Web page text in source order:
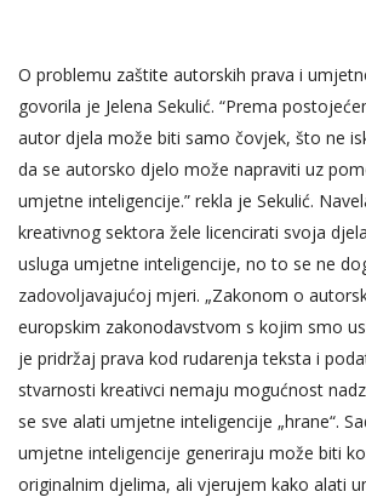
O problemu zaštite autorskih prava i
govorila je Jelena Sekulić. “Prema
autor djela može biti samo čovjek, što ne
da se autorsko djelo može napraviti uz
umjetne inteligencije.” rekla je Sekulić.
kreativnog sektora žele licencirati svoja
usluga umjetne inteligencije, no to se ne
zadovoljavajućoj mjeri. „Zakonom o
europskim zakonodavstvom s kojim smo
je pridržaj prava kod rudarenja teksta i
stvarnosti kreativci nemaju mogućnost
se sve alati umjetne inteligencije „hrane“.
umjetne inteligencije generiraju može biti
originalnim djelima, ali vjerujem kako alati